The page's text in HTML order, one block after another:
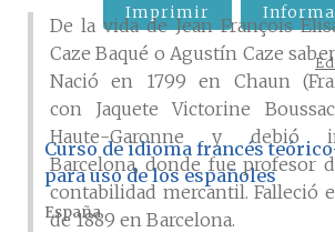
De la vida de Jean François
Caze Baqué o Agustín Caze
Nació en 1799 en Chaun
con Jaquete Victorine
Haute-Garonne y debió
Barcelona, donde fue profesor
contabilidad mercantil. Falleció
de 1889 en Barcelona.
Imprimir
Curso de idioma francés
para uso de los españoles
España